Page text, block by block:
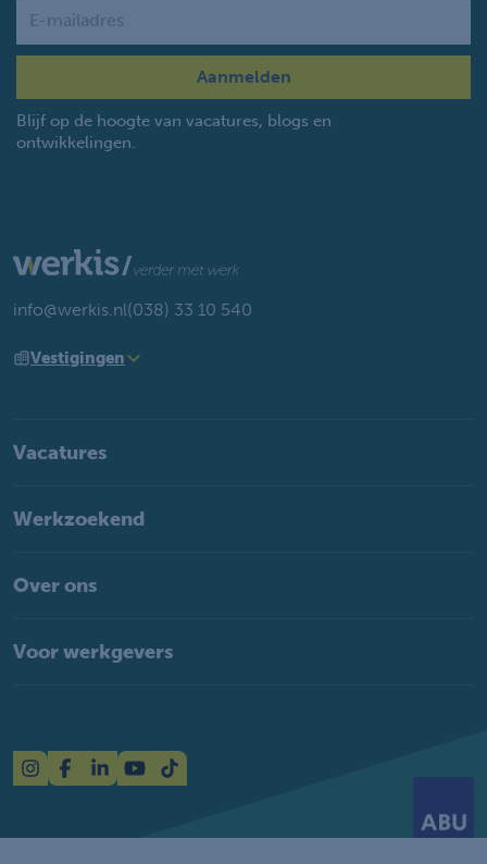
Blijf op de hoogte van vacatures, blogs en
ontwikkelingen.
info@werkis.nl(038) 33 10 540
Vestigingen
Vacatures
Werkzoekend
Over ons
Voor werkgevers